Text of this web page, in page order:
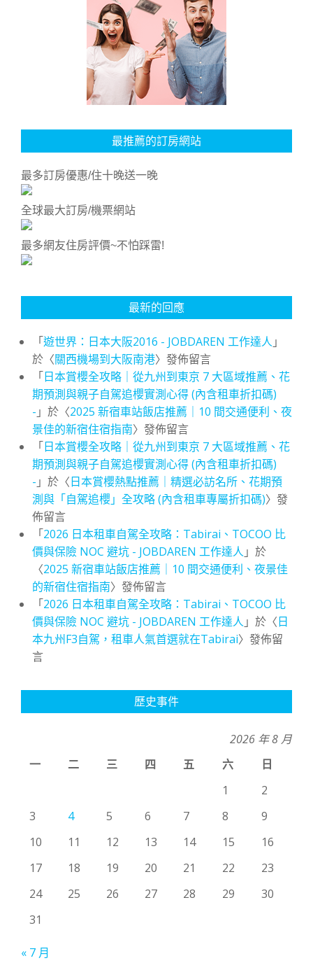
最推薦的訂房網站
最多訂房優惠/住十晚送一晚
全球最大訂房/機票網站
最多網友住房評價~不怕踩雷!
最新的回應
「遊世界：日本大阪2016 - JOBDAREN 工作達人 」
於〈關西機場到大阪南港〉發佈留言
「日本賞櫻全攻略｜從九州到東京 7 大區域推薦、花
期預測與親子自駕追櫻實測心得 (內含租車折扣碼)
- 」於〈2025 新宿車站飯店推薦｜10 間交通便利、夜
景佳的新宿住宿指南〉發佈留言
「日本賞櫻全攻略｜從九州到東京 7 大區域推薦、花
期預測與親子自駕追櫻實測心得 (內含租車折扣碼)
- 」於〈日本賞櫻熱點推薦｜精選必訪名所、花期預
測與「自駕追櫻」全攻略 (內含租車專屬折扣碼)〉發
佈留言
「2026 日本租車自駕全攻略：Tabirai、TOCOO 比
價與保險 NOC 避坑 - JOBDAREN 工作達人 」於
〈2025 新宿車站飯店推薦｜10 間交通便利、夜景佳
的新宿住宿指南〉發佈留言
「2026 日本租車自駕全攻略：Tabirai、TOCOO 比
價與保險 NOC 避坑 - JOBDAREN 工作達人 」於〈日
本九州F3自駕，租車人氣首選就在Tabirai〉發佈留
言
歷史事件
2026 年 8 月
一
二 三 四 五 六
日
1
2
3
4 5 6 7 8
9
10
11 12 13 14 15
16
17
18 19 20 21 22
23
24
25 26 27 28 29
30
31
« 7 月